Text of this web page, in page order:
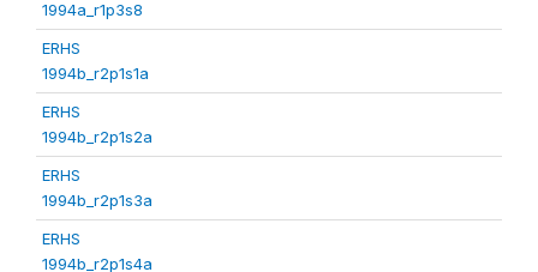
1994a_r1p3s8
ERHS
1994b_r2p1s1a
ERHS
1994b_r2p1s2a
ERHS
1994b_r2p1s3a
ERHS
1994b_r2p1s4a